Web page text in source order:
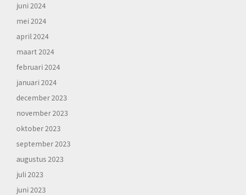
juni 2024
mei 2024
april 2024
maart 2024
februari 2024
januari 2024
december 2023
november 2023
oktober 2023
september 2023
augustus 2023
juli 2023
juni 2023